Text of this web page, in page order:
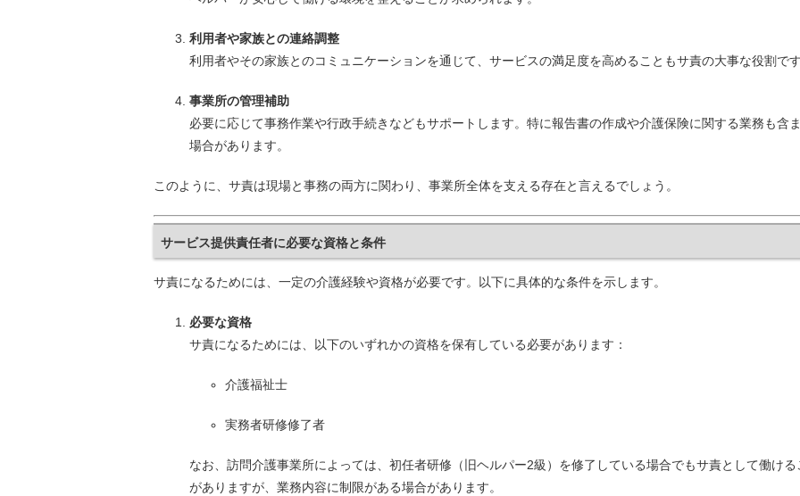
利用者や家族との連絡調整
利用者やその家族とのコミュニケーションを通じて、サービスの満足度を高めることもサ責の大事な役割です
事業所の管理補助
必要に応じて事務作業や行政手続きなどもサポートします。特に報告書の作成や介護保険に関する業務も含
場合があります。
このように、サ責は現場と事務の両方に関わり、事業所全体を支える存在と言えるでしょう。
サービス提供責任者に必要な資格と条件
サ責になるためには、一定の介護経験や資格が必要です。以下に具体的な条件を示します。
必要な資格
サ責になるためには、以下のいずれかの資格を保有している必要があります：
介護福祉士
実務者研修修了者
なお、訪問介護事業所によっては、初任者研修（旧ヘルパー2級）を修了している場合でもサ責として働ける
がありますが、業務内容に制限がある場合があります。